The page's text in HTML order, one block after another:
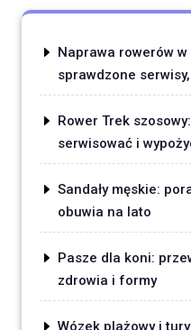
Naprawa rowerów
sprawdzone
Rower Trek
serwisować i
Sandały męskie:
obuwia na lato
Pasze dla koni:
zdrowia i formy
Wózek plażowy i